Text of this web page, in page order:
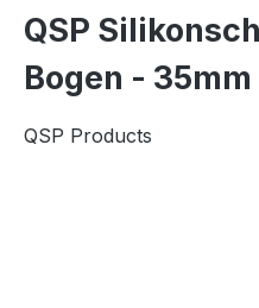
QSP
Bogen -
QSP Products